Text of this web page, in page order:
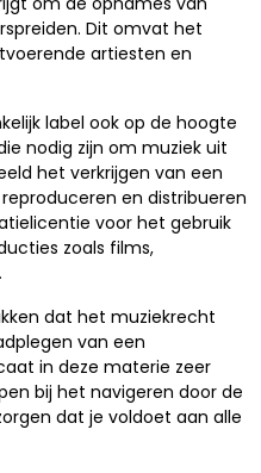
Dit omvat het
artiesten en
label ook op de hoogte
nodig zijn om muziek uit
het verkrijgen van een
en distribueren
voor het gebruik
zoals films,
dat het muziekrecht
van een
in deze materie zeer
bij het navigeren door de
dat je voldoet aan alle